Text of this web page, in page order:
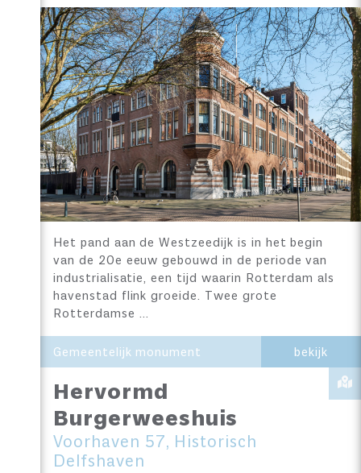
Het pand aan de Westzeedijk is in het begin
van de 20e eeuw gebouwd in de periode van
industrialisatie, een tijd waarin Rotterdam als
havenstad flink groeide. Twee grote
Rotterdamse …
Gemeentelijk monument bekijk
Hervormd
Burgerweeshuis
Voorhaven 57, Historisch
Delfshaven